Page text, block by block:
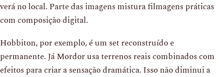
verá no local. Parte das imagens mistura filmagens práticas
com composição digital.
Hobbiton, por exemplo, é um set reconstruído e
permanente. Já Mordor usa terrenos reais combinados com
efeitos para criar a sensação dramática. Isso não diminui a